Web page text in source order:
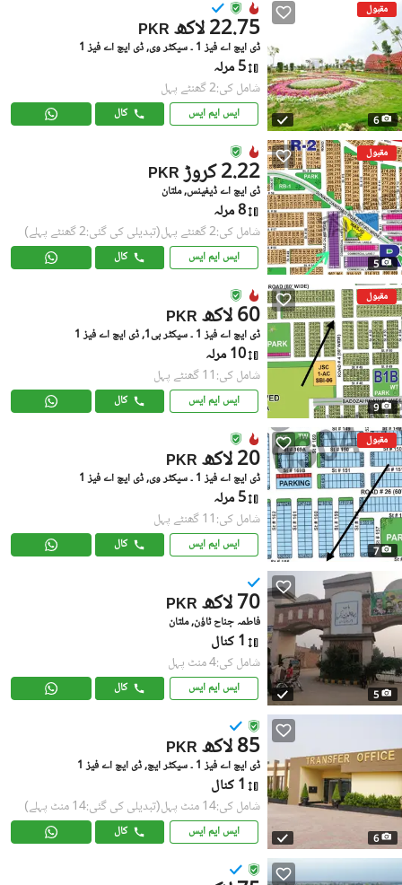
مقبول
6
PKR 22.75 لاکھ
ڈی ایچ اے فیز 1 ۔ سیکٹر وی, ڈی ایچ اے فیز 1
5 مرلہ
شامل کی:2 گھنٹے پہل
ایس ایم ایس کال
مقبول
5
PKR 2.22 کروڑ
ڈی ایچ اے ڈیفینس, ملتان
8 مرلہ
شامل کی:2 گھنٹے پہل (تبدیلی کی گئی:2 گھنٹے پہلے)
ایس ایم ایس کال
مقبول
9
PKR 60 لاکھ
ڈی ایچ اے فیز 1 ۔ سیکٹر بی1, ڈی ایچ اے فیز 1
10 مرلہ
شامل کی:11 گھنٹے پہل
ایس ایم ایس کال
مقبول
7
PKR 20 لاکھ
ڈی ایچ اے فیز 1 ۔ سیکٹر وی, ڈی ایچ اے فیز 1
5 مرلہ
شامل کی:11 گھنٹے پہل
ایس ایم ایس کال
5
PKR 70 لاکھ
فاطمہ جناح ٹاؤن, ملتان
1 کنال
شامل کی:4 منٹ پہل
ایس ایم ایس کال
6
PKR 85 لاکھ
ڈی ایچ اے فیز 1 ۔ سیکٹر ایچ, ڈی ایچ اے فیز 1
1 کنال
شامل کی:14 منٹ پہل (تبدیلی کی گئی:14 منٹ پہلے)
ایس ایم ایس کال